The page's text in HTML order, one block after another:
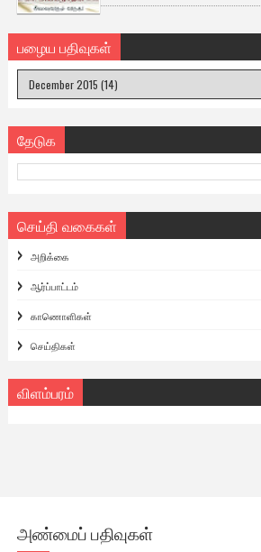
பழைய பதிவுகள்
தேடுக
செய்தி வகைகள்
அறிக்கை
ஆர்ப்பாட்டம்
காணொளிகள்
செய்திகள்
விளம்பரம்
அண்மைப் பதிவுகள்